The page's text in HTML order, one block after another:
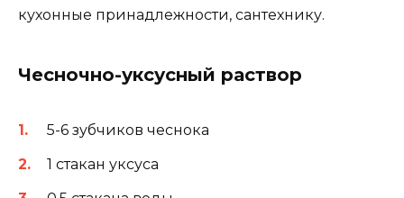
кухонные принадлежности, сантехнику.
Чесночно-уксусный раствор
5-6 зубчиков чеснока
1 стакан уксуса